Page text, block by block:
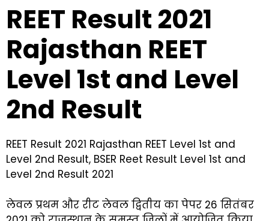
REET Result 2021
Rajasthan REET
Level 1st and Level
2nd Result
REET Result 2021 Rajasthan REET Level 1st and
Level 2nd Result, BSER Reet Result Level 1st and
Level 2nd Result 2021
लेवल प्रथम और रीट लेवल द्वितीय का पेपर 26 सितंबर